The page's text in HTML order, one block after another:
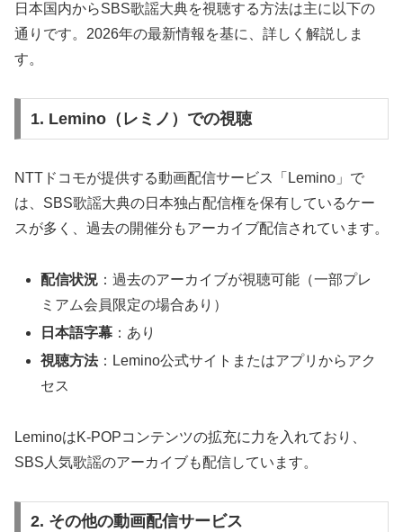
日本国内からSBS歌謡大典を視聴する方法は主に以下の
通りです。2026年の最新情報を基に、詳しく解説しま
す。
1. Lemino（レミノ）での視聴
NTTドコモが提供する動画配信サービス「Lemino」で
は、SBS歌謡大典の日本独占配信権を保有しているケー
スが多く、過去の開催分もアーカイブ配信されています。
配信状況 ：過去のアーカイブが視聴可能（一部プレ
ミアム会員限定の場合あり）
日本語字幕 ：あり
視聴方法：Lemino公式サイトまたはアプリからアク
セス
LeminoはK-POPコンテンツの拡充に力を入れており、
SBS人気歌謡のアーカイブも配信しています。
2. その他の動画配信サービス